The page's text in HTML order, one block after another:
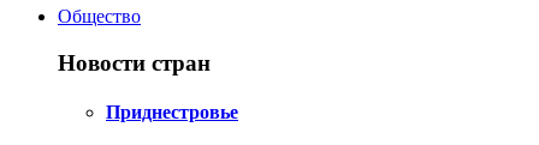
Общество
Новости стран
Приднестровье